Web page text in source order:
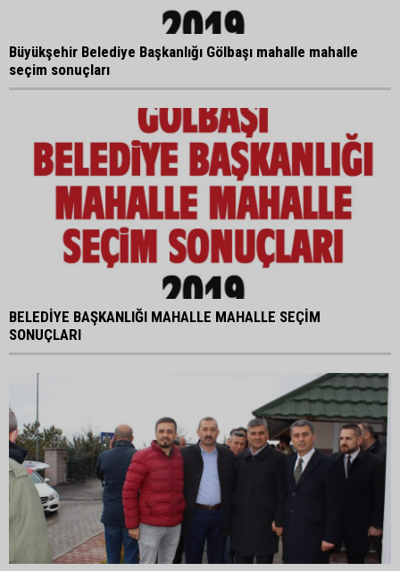
Büyükşehir Belediye Başkanlığı Gölbaşı mahalle mahalle
seçim sonuçları
BELEDİYE BAŞKANLIĞI MAHALLE MAHALLE SEÇİM
SONUÇLARI